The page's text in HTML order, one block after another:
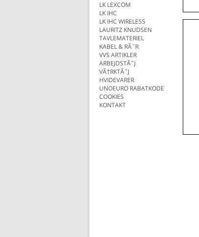
LK LEXCOM
LK IHC
LK IHC WIRELESS
LAURITZ KNUDSEN
TAVLEMATERIEL
KABEL & RÃ˜R
VVS ARTIKLER
ARBEJDSTÃ˜J
VÃ†RKTÃ˜J
HVIDEVARER
UNOEURO RABATKODE
COOKIES
KONTAKT